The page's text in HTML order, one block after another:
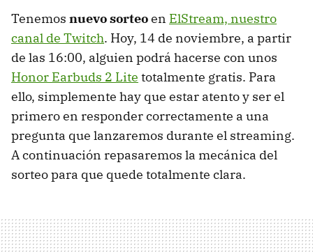
Tenemos nuevo sorteoen ElStream, nuestro
canal de Twitch. Hoy, 14 de noviembre, a partir
de las 16:00, alguien podrá hacerse con unos
Honor Earbuds 2 Lite totalmente gratis. Para
ello, simplemente hay que estar atento y ser el
primero en responder correctamente a una
pregunta que lanzaremos durante el streaming.
A continuación repasaremos la mecánica del
sorteo para que quede totalmente clara.